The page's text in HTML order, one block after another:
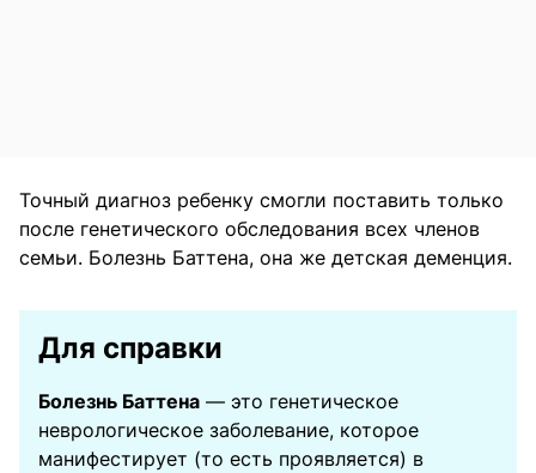
Точный диагноз ребенку смогли поставить только
после генетического обследования всех членов
семьи. Болезнь Баттена, она же детская деменция.
Для справки
Болезнь Баттена — это генетическое
неврологическое заболевание, которое
манифестирует (то есть проявляется) в